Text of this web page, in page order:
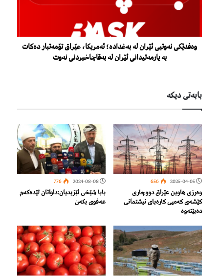
وەفدێكی نەوتیی ئێران لە بەغدادە؛ ئەمریكا، عێراق تۆمەتبار دەكات
بە یارمەتیدانی ئێران لە بەقاچاخبردنی نەوت
بابەتی دیكە
2025-04-05
656
وەرزی هاوین عێراق دووچاری
کێشەی کەمیی کارەبای نیشتمانی
دەبێتەوە
2024-08-08
776
بابا شێخی ئێزیدیان:داواتان لێدەكەم
عەفوی بكەن